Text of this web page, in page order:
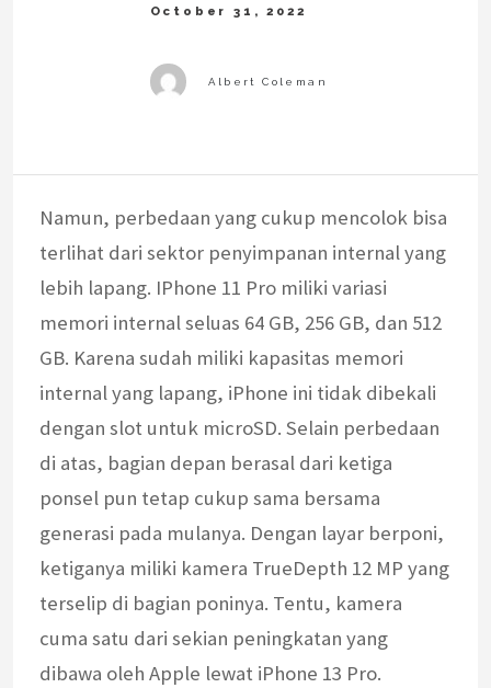
Namun, perbedaan yang cukup mencolok bisa
terlihat dari sektor penyimpanan internal yang
lebih lapang. IPhone 11 Pro miliki variasi
memori internal seluas 64 GB, 256 GB, dan 512
GB. Karena sudah miliki kapasitas memori
internal yang lapang, iPhone ini tidak dibekali
dengan slot untuk microSD. Selain perbedaan
di atas, bagian depan berasal dari ketiga
ponsel pun tetap cukup sama bersama
generasi pada mulanya. Dengan layar berponi,
ketiganya miliki kamera TrueDepth 12 MP yang
terselip di bagian poninya. Tentu, kamera
cuma satu dari sekian peningkatan yang
dibawa oleh Apple lewat iPhone 13 Pro.